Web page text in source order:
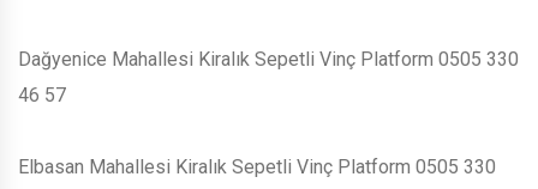
Dağyenice Mahallesi Kiralık Sepetli Vinç Platform 0505 330
46 57
Elbasan Mahallesi Kiralık Sepetli Vinç Platform 0505 330